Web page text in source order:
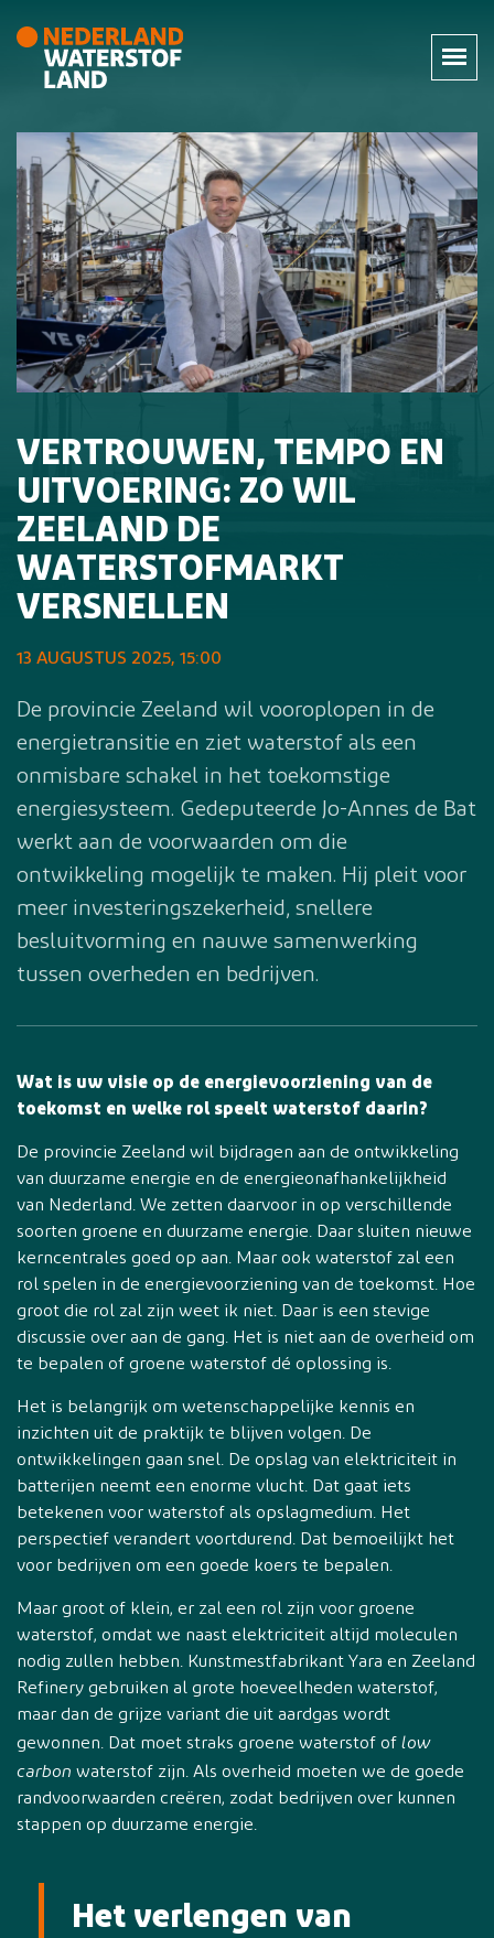
VERTROUWEN, TEMPO EN
UITVOERING: ZO WIL
ZEELAND DE
WATERSTOFMARKT
VERSNELLEN
13 AUGUSTUS 2025, 15:00
De provincie Zeeland wil vooroplopen in de
energietransitie en ziet waterstof als een
onmisbare schakel in het toekomstige
energiesysteem. Gedeputeerde Jo-Annes de Bat
werkt aan de voorwaarden om die
ontwikkeling mogelijk te maken. Hij pleit voor
meer investeringszekerheid, snellere
besluitvorming en nauwe samenwerking
tussen overheden en bedrijven.
Wat is uw visie op de energievoorziening van de
toekomst en welke rol speelt waterstof daarin?
De provincie Zeeland wil bijdragen aan de ontwikkeling
van duurzame energie en de energieonafhankelijkheid
van Nederland. We zetten daarvoor in op verschillende
soorten groene en duurzame energie. Daar sluiten nieuwe
kerncentrales goed op aan. Maar ook waterstof zal een
rol spelen in de energievoorziening van de toekomst. Hoe
groot die rol zal zijn weet ik niet. Daar is een stevige
discussie over aan de gang. Het is niet aan de overheid om
te bepalen of groene waterstof dé oplossing is.
Het is belangrijk om wetenschappelijke kennis en
inzichten uit de praktijk te blijven volgen. De
ontwikkelingen gaan snel. De opslag van elektriciteit in
batterijen neemt een enorme vlucht. Dat gaat iets
betekenen voor waterstof als opslagmedium. Het
perspectief verandert voortdurend. Dat bemoeilijkt het
voor bedrijven om een goede koers te bepalen.
Maar groot of klein, er zal een rol zijn voor groene
waterstof, omdat we naast elektriciteit altijd moleculen
nodig zullen hebben. Kunstmestfabrikant Yara en Zeeland
Refinery gebruiken al grote hoeveelheden waterstof,
maar dan de grijze variant die uit aardgas wordt
gewonnen. Dat moet straks groene waterstof of low
carbon waterstof zijn. Als overheid moeten we de goede
randvoorwaarden creëren, zodat bedrijven over kunnen
stappen op duurzame energie.
Het verlengen van